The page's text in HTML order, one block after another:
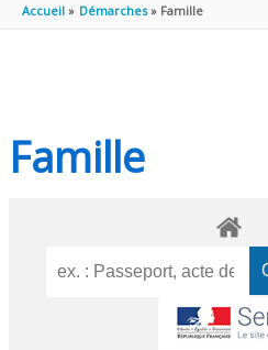
Accueil Démarches Famille
Famille